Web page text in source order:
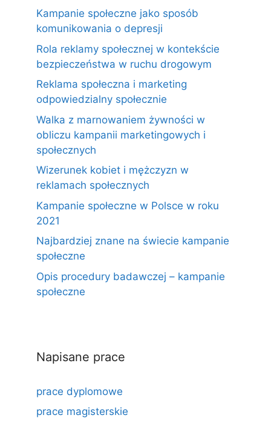
Kampanie społeczne jako sposób
komunikowania o depresji
Rola reklamy społecznej w kontekście
bezpieczeństwa w ruchu drogowym
Reklama społeczna i marketing
odpowiedzialny społecznie
Walka z marnowaniem żywności w
obliczu kampanii marketingowych i
społecznych
Wizerunek kobiet i mężczyzn w
reklamach społecznych
Kampanie społeczne w Polsce w roku
2021
Najbardziej znane na świecie kampanie
społeczne
Opis procedury badawczej – kampanie
społeczne
Napisane prace
prace dyplomowe
prace magisterskie